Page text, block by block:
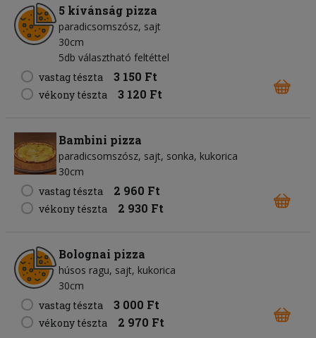
5 kívánság pizza
paradicsomszósz sajt
30cm
5db választható feltéttel
vastag tészta
3 150 Ft
vékony tészta 3 120 Ft
Bambini pizza
paradicsomszósz sajt sonka kukorica
30cm
vastag tészta
2 960 Ft
vékony tészta 2 930 Ft
Bolognai pizza
húsos ragu sajt kukorica
30cm
vastag tészta
3 000 Ft
vékony tészta 2 970 Ft